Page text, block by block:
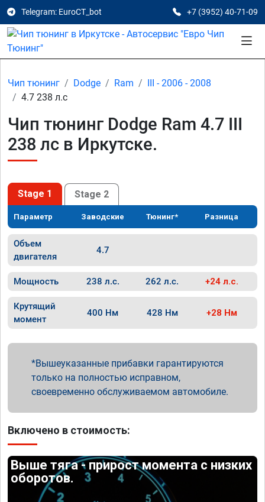
Telegram: EuroCT_bot +7 (3952) 40-71-09
Чип тюнинг Dodge Ram
III - 2006 - 2008
4.7 238 л.с
Чип тюнинг Dodge Ram 4.7 III
238 лс в Иркутске.
Stage 1 Stage 2
Параметр Заводские Тюнинг* Разница
Объем
двигателя
4.7
Мощность 238 л.с. 262 л.с. +24 л.с.
Крутящий
момент
400 Нм 428 Нм +28 Нм
Вышеуказанные прибавки гарантируются
только на полностью исправном,
своевременно обслуживаемом автомобиле.
Включено в стоимость:
Выше тяга - прирост момента с низких
оборотов.